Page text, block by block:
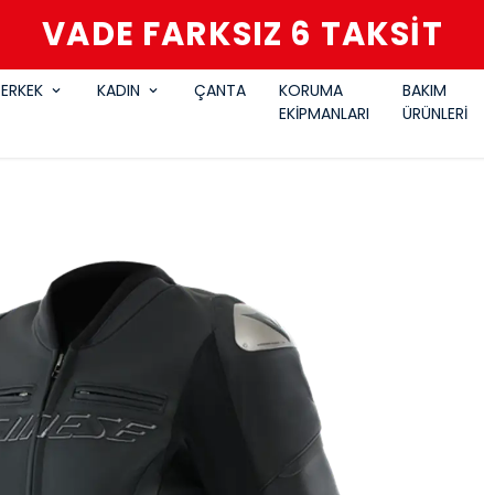
VADE FARKSIZ 6 TAKSİT
ERKEK KADIN ÇANTA
KORUMA
EKİPMANLARI
BAKIM
ÜRÜNLERİ